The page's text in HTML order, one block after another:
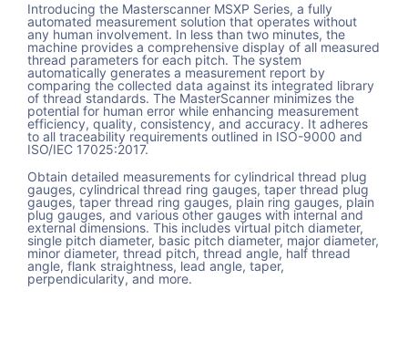
Introducing the Masterscanner MSXP Series, a fully
automated measurement solution that operates without
any human involvement. In less than two minutes, the
machine provides a comprehensive display of all measured
thread parameters for each pitch. The system
automatically generates a measurement report by
comparing the collected data against its integrated library
of thread standards. The MasterScanner minimizes the
potential for human error while enhancing measurement
efficiency, quality, consistency, and accuracy. It adheres
to all traceability requirements outlined in ISO-9000 and
ISO/IEC 17025:2017.
Obtain detailed measurements for cylindrical thread plug
gauges, cylindrical thread ring gauges, taper thread plug
gauges, taper thread ring gauges, plain ring gauges, plain
plug gauges, and various other gauges with internal and
external dimensions. This includes virtual pitch diameter,
single pitch diameter, basic pitch diameter, major diameter,
minor diameter, thread pitch, thread angle, half thread
angle, flank straightness, lead angle, taper,
perpendicularity, and more.